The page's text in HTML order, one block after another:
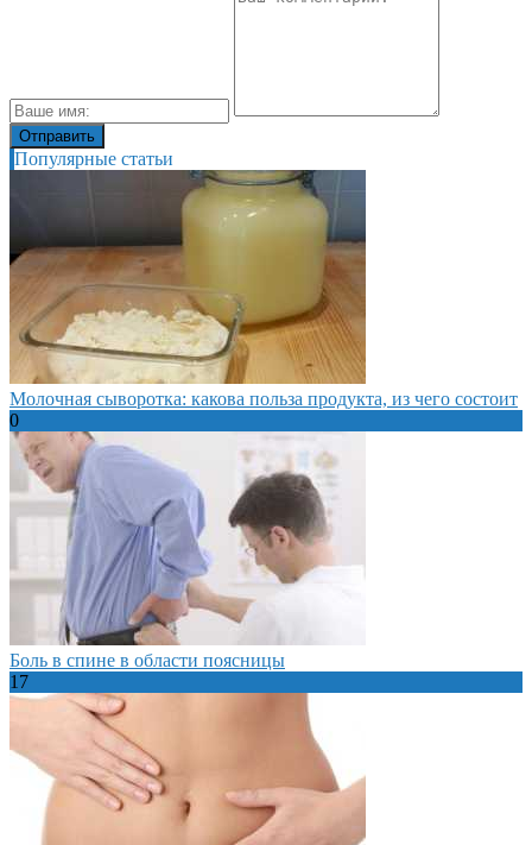
Популярные статьи
Молочная сыворотка: какова польза продукта, из чего состоит
0
Боль в спине в области поясницы
17